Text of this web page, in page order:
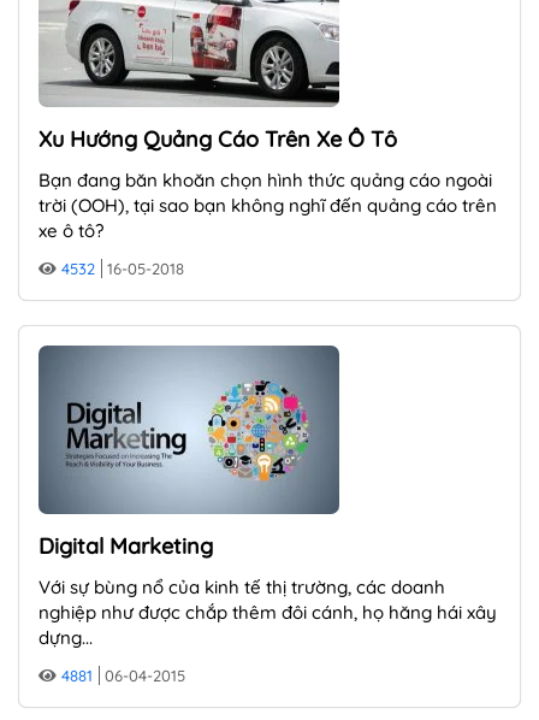
Xu Hướng Quảng Cáo Trên Xe Ô Tô
Bạn đang băn khoăn chọn hình thức quảng cáo ngoài
trời (OOH), tại sao bạn không nghĩ đến quảng cáo trên
xe ô tô?
4532 16-05-2018
Digital Marketing
Với sự bùng nổ của kinh tế thị trường, các doanh
nghiệp như được chắp thêm đôi cánh, họ hăng hái xây
dựng...
4881 06-04-2015